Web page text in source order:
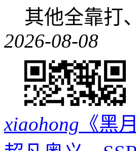
其他全靠打
2026-08-08
xiaohong 《黑